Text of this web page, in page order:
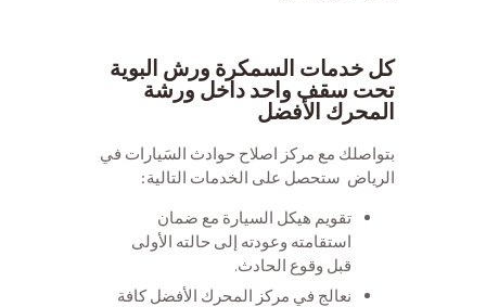
كل خدمات السمكرة ورش البوية
تحت سقف واحد داخل ورشة
المحرك الأفضل
بتواصلك مع مركز اصلاح حوادث السَيارات في
الرياض ستحصل على الخدمات التالية:
تقويم هيكل السيارة مع ضمان
استقامته وعودته إلى حالته الأولى
قبل وقوع الحادث.
نعالج في مركز المحرك الأفضل كافة